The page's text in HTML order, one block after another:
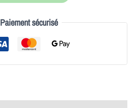
Paiement sécurisé